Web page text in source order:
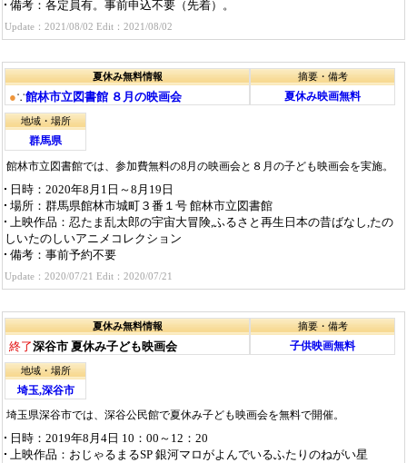
備考 ：各定員有。事前申込不要（先着）。
Update：2021/08/02 Edit：2021/08/02
夏休み無料情報
●∵館林市立図書館 ８月の映画会
摘要・備考
夏休み映画無料
地域・場所
群馬県
館林市立図書館では、参加費無料の8月の映画会と８月の子ども映画会を実施。
日時 ：2020年8月1日～8月19日
場所 ：群馬県館林市城町３番１号 館林市立図書館
上映作品 ：忍たま乱太郎の宇宙大冒険,ふるさと再生日本の昔ばなし,たの
しいたのしいアニメコレクション
備考 ：事前予約不要
Update：2020/07/21 Edit：2020/07/21
夏休み無料情報
終了深谷市 夏休み子ども映画会
摘要・備考
子供映画無料
地域・場所
埼玉,深谷市
埼玉県深谷市では、深谷公民館で夏休み子ども映画会を無料で開催。
日時 ：2019年8月4日 10：00～12：20
上映作品 ：おじゃるまるSP 銀河マロがよんでいるふたりのねがい星